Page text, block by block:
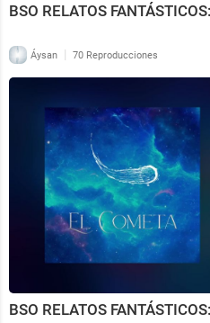
BSO RELATOS
Áysan | 70 Reproducciones
BSO RELATOS